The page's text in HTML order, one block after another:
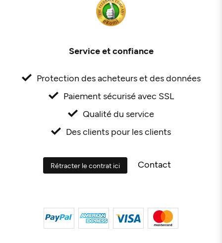
Service et confiance
Protection des acheteurs et des données
Paiement sécurisé avec SSL
Qualité du service
Des clients pour les clients
Rétracter le contrat ici Contact